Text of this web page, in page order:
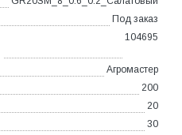
Под заказ
104695
Агромастер
200
20
30